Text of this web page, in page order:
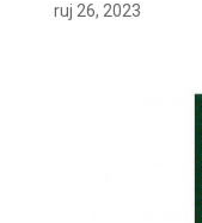
ruj 26, 2023